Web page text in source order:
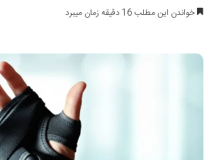
خواندن این مطلب 16 دقیقه زمان میبرد